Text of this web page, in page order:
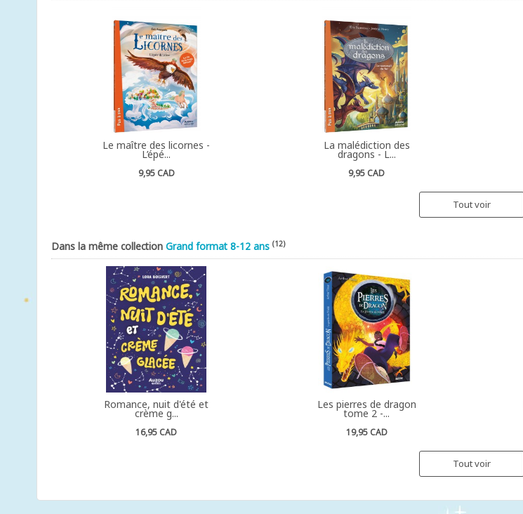
Le maître des licornes -
L’épé...
9,95 CAD
La malédiction des
dragons - L...
9,95 CAD
Tout voir
Dans la même collection Grand format 8-12 ans (12)
Romance, nuit d'été et
crème g...
16,95 CAD
Les pierres de dragon
tome 2 -...
19,95 CAD
Tout voir